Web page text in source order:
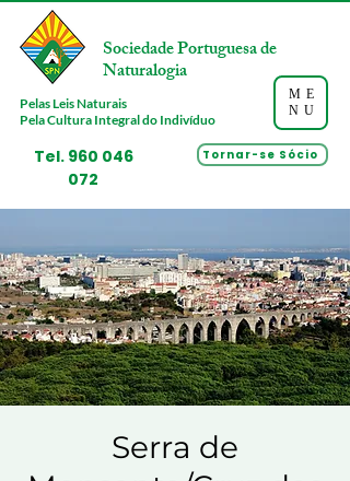
ME
NU
Tel. 960 046
072
Sociedade Portuguesa de
Naturalogia
Pelas Leis Naturais
Pela Cultura Integral do Indivíduo
Tornar-se Sócio
Serra de